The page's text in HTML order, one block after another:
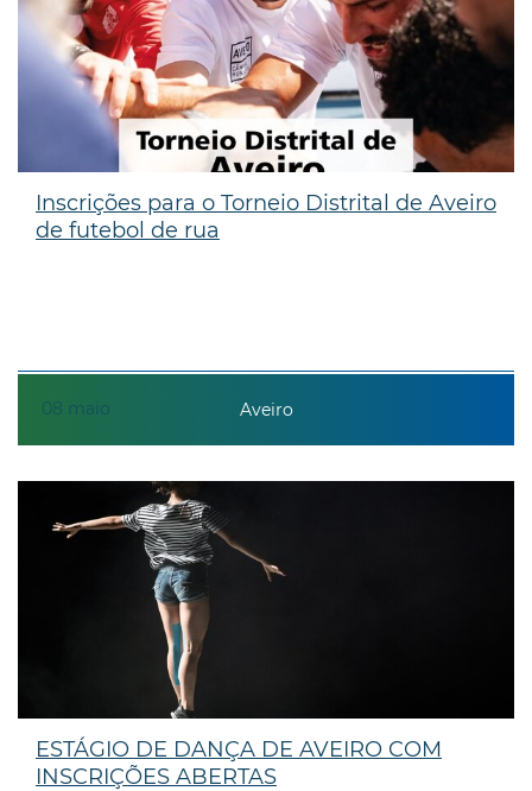
08 maio
Inscrições para o Torneio Distrital de Aveiro
de futebol de rua
Aveiro
ESTÁGIO DE DANÇA DE AVEIRO COM
INSCRIÇÕES ABERTAS